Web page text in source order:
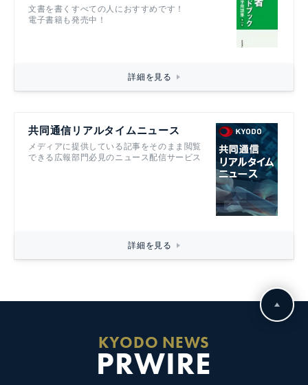
文書を書くすべての人におすすめです！
電子書籍も発売中！
詳細を見る
共同通信リアルタイムニュース
メディアに提供している記事をそのまま閲覧
できる広報部門必見のニュース配信サービス
詳細を見る
KYODO NEWS
PRWIRE